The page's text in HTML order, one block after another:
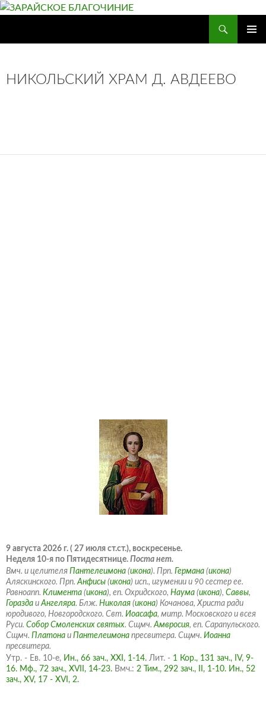
Перейти
НИКОЛЬСКИЙ ХРАМ Д. АВДЕЕВО
9 августа 2026 г. ( 27 июля ст.ст.), воскресенье.
Неделя 10-я по Пятидесятнице. Поста нет.
Вмч. и целителя Пантелеимона (икона). Прп. Германа (икона)
Аляскинского. Прп.Анфисы (икона) исп., игумении и 90 сестер ее.
Равноапп. Климента (икона), еп. Охридского, Наума (икона), Саввы,
Горазда иАнгеляра. Блж. Николая (икона) Кочанова, Христа ради
юродивого, Новгородского. Свт. Иоасафа, митр. Московского и всея
Руси. Собор Смоленских святых. Сщмч.Амвросия, еп. Сарапульского.
Сщмч. Платона и Пантелеимона пресвитера. Сщмч. Иоанна
пресвитера.
Утр. - Ев. 10-е, Ин., 66 зач., XXI, 1-14. Лит. - 1 Кор., 131 зач., IV, 9-
16. Мф., 72 зач., XVII, 14-23. Вмч.: 2 Тим., 292 зач., II, 1-10. Ин., 52
зач., XV, 17 - XVI, 2.